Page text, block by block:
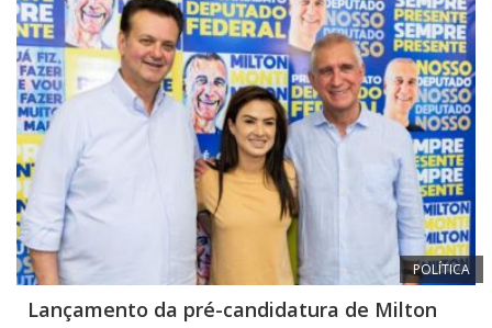
POLÍTICA
Lançamento da pré-candidatura de Milton